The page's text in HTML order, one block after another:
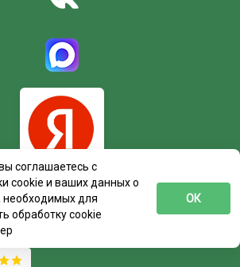
соглашаетесь с
cookie и ваших данных о
необходимых для
обработку cookie
ОК